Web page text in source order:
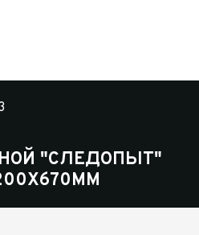
"СЛЕДОПЫТ"